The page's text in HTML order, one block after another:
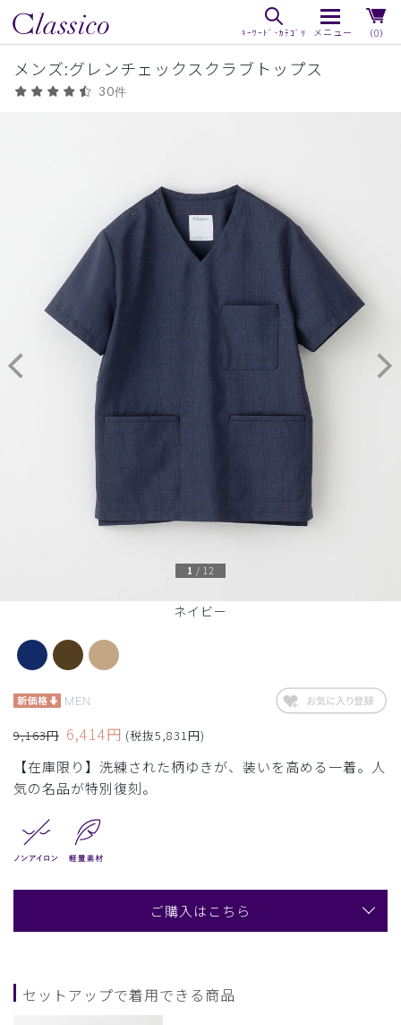
（0）
メンズ:グレンチェックスクラブトップス
30件
ネイビー
1 / 12
MEN
9,163円 6,414円 (税抜5,831円)
【在庫限り】洗練された柄ゆきが、装いを高める一着。人
気の名品が特別復刻。
ご購入はこちら
セットアップで着用できる商品